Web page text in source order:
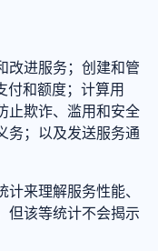
改进服务；创建和管
付和额度；计算用
止欺诈、滥用和安全
务；以及发送服务通
来理解服务性能、
但该等统计不会揭示